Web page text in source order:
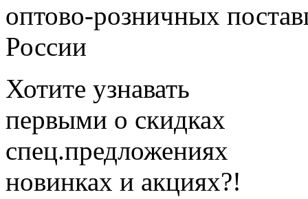
оптово-розничных
России
Хотите узнавать
первыми о скидках
спец.предложениях
новинках и акциях?!